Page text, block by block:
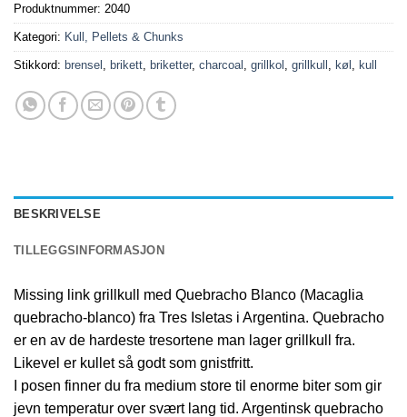
Produktnummer: 2040
Kategori: Kull, Pellets & Chunks
Stikkord: brensel brikett briketter, charcoal grillkol grillkull køl kull
BESKRIVELSE
TILLEGGSINFORMASJON
Missing link grillkull med Quebracho Blanco (Macaglia
quebracho-blanco) fra Tres Isletas i Argentina. Quebracho
er en av de hardeste tresortene man lager grillkull fra.
Likevel er kullet så godt som gnistfritt.
I posen finner du fra medium store til enorme biter som gir
jevn temperatur over svært lang tid. Argentinsk quebracho